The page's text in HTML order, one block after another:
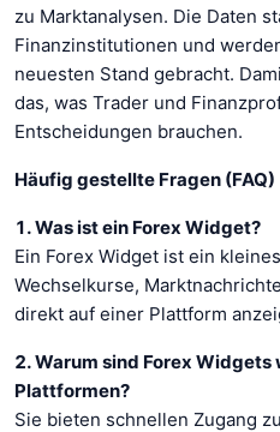
zu Marktanalysen. Die Daten
Finanzinstitutionen und
neuesten Stand gebracht.
das, was Trader und
Entscheidungen brauchen.
Häufig gestellte Fragen (FAQ)
1. Was ist ein Forex Widget?
Ein Forex Widget ist ein
Wechselkurse,
direkt auf einer Plattform
2. Warum sind Forex
Plattformen?
Sie bieten schnellen Zugang